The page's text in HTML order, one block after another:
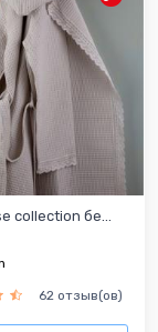
collection бе...
62 отзыв(ов)